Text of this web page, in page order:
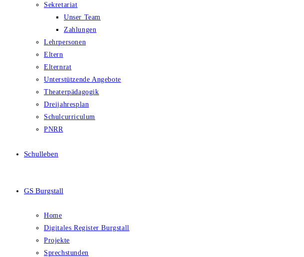
Sekretariat
Unser Team
Zahlungen
Lehrpersonen
Eltern
Elternrat
Unterstützende Angebote
Theaterpädagogik
Dreijahresplan
Schulcurriculum
PNRR
Schulleben
GS Burgstall
Home
Digitales Register Burgstall
Projekte
Sprechstunden